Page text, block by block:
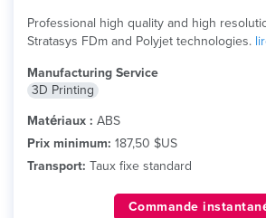
Professional high quality and high
Stratasys FDm and Polyjet technologies.
Manufacturing Service
3D Printing
Matériaux : ABS
Prix minimum: 187,50 $US
Transport: Taux fixe standard
Commande